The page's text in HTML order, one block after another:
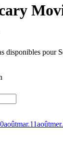
disponibles pour
aoûtmar.11aoûtmer.